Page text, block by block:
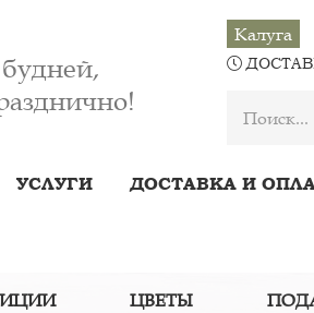
Калуга
УСЛУГИ ДОСТАВКА И
ЦВЕТЫ